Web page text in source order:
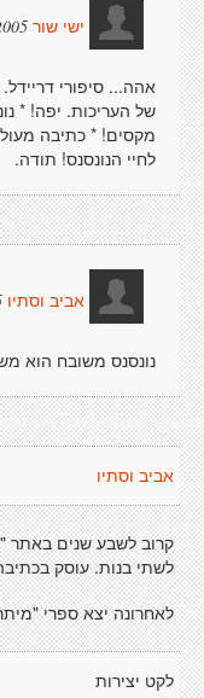
ישי שור
אהה... סיפורי
של העריכות. יפה! *
מקסים! * כתיבה
לחיי הנונסנס! תודה.
אביב וסתיו
נונסנס משובח הוא
אביב וסתיו
קרוב לשבע שנים באתר
לשתי בנות. עוסק
לאחרונה יצא ספרי
לקט יצירות